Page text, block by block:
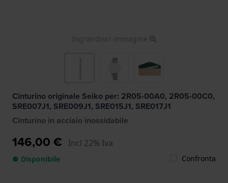
Ingrandisci immagine
Cinturino originale Seiko per: 2R05-00A0, 2R05-00C0,
SRE007J1, SRE009J1, SRE015J1, SRE017J1
Cinturino in acciaio inossidabile
146,00 € Incl 22% Iva
● Disponibile Confronta